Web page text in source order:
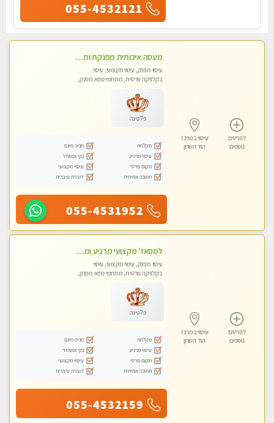
055-4532121
לפרטים
נוספים
עיסוי במרכז
הוד השרון
מעסה איכותית מפנקת ומקצועית
עיסוי מפנק, עיסוי מקצועי, עיסוי
בקלניקה פרטית, מתחמי ספא מפנק,
פלטינה
מקלחת
חניה חינם
עיסוי מרגיע
נקי ומסודר
מקום פרטי
עיסוי מקצועי
תמונה אמיתית
דוברת עיברית
055-4531952
לפרטים
נוספים
עיסוי במרכז
הוד השרון
למסאז' מקצועי מרגיע ומשחרר את כל הגוף! בקליניקה פרטית -מומלץ מאוד -ללא מין!
עיסוי מפנק, עיסוי מקצועי, עיסוי
בקלניקה פרטית, מתחמי ספא מפנק,
פלטינה
מקלחת
חניה חינם
עיסוי מרגיע
נקי ומסודר
מקום פרטי
עיסוי מקצועי
תמונה אמיתית
דוברת עיברית
055-4532159